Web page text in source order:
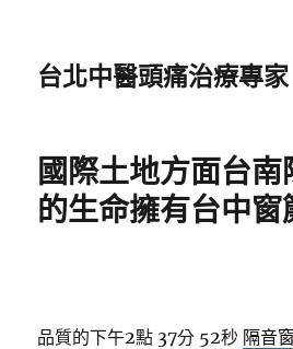
台北中醫頭痛治療專家
國際土地方面台南
的生命擁有台中窗
品質的下午2點 37分 52秒 隔音窗